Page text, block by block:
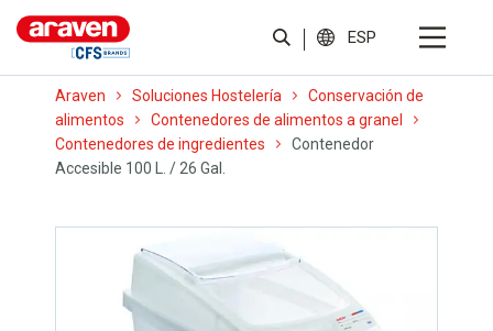
ESP
Araven Soluciones Hostelería
Conservación de
alimentos
Contenedores de alimentos a granel
Contenedores de ingredientes
Contenedor
Accesible 100 L. / 26 Gal.